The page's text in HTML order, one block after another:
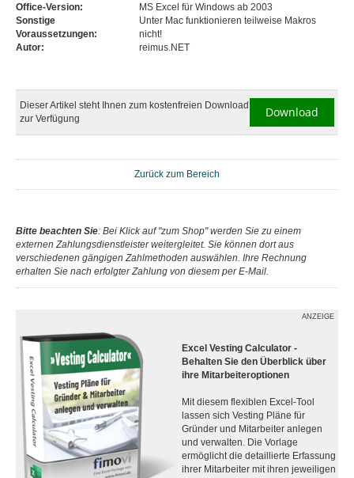
Office-Version:
MS Excel für Windows ab 2003
Sonstige
Voraussetzungen:
Unter Mac funktionieren teilweise Makros
nicht!
Autor:
reimus.NET
Dieser Artikel steht Ihnen zum kostenfreien Download
zur Verfügung
Download
Zurück zum Bereich
Bitte beachten Sie: Bei Klick auf "zum Shop" werden Sie zu einem
externen Zahlungsdienstleister weitergleitet. Sie können dort aus
verschiedenen gängigen Zahlmethoden auswählen. Ihre Rechnung
erhalten Sie nach erfolgter Zahlung von diesem per E-Mail.
ANZEIGE
Excel Vesting Calculator -
Behalten Sie den Überblick über
ihre Mitarbeiteroptionen
Mit diesem flexiblen Excel-Tool
lassen sich Vesting Pläne für
Gründer und Mitarbeiter anlegen
und verwalten. Die Vorlage
ermöglicht die detaillierte Erfassung
ihrer Mitarbeiter mit ihren jeweiligen